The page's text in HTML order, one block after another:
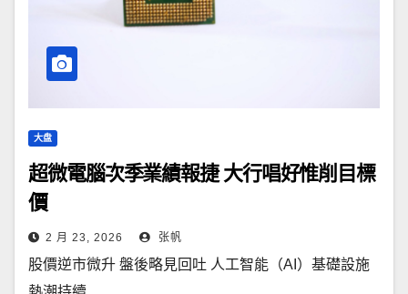
大盘
超微電腦次季業績報捷 大行唱好惟削目標
價
2 月 23, 2026 张帆
股價逆市微升 盤後略見回吐 人工智能（AI）基礎設施